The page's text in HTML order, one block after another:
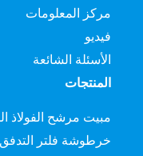
مركز المعلومات
فيديو
الأسئلة الشائعة
المنتجات
مبيت مرشح الفولاذ
خرطوشة فلتر التدفق